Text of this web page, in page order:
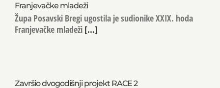
Franjevačke mladeži
Župa Posavski Bregi ugostila je sudionike XXIX. hoda
Franjevačke mladeži [...]
Završio dvogodišnji projekt RACE 2